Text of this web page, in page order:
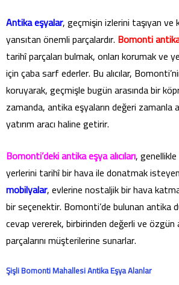
Antika eşyalar, geçmişin izlerini taşıyan ve
yansıtan önemli parçalardır. Bomonti
tarihî parçaları bulmak, onları korumak ve
için çaba sarf ederler. Bu alıcılar,
koruyarak, geçmişle bugün arasında bir
zamanda, antika eşyaların değeri zamanla
yatırım aracı haline getirir.
Bomonti’deki antika eşya alıcıları,
yerlerini tarihî bir hava ile donatmak
mobilyalar, evlerine nostaljik bir hava
bir seçenektir. Bomonti’de bulunan antika
cevap vererek, birbirinden değerli ve
parçalarını müşterilerine sunarlar.
Şişli Bomonti Mahallesi Antika Eşya Alanlar